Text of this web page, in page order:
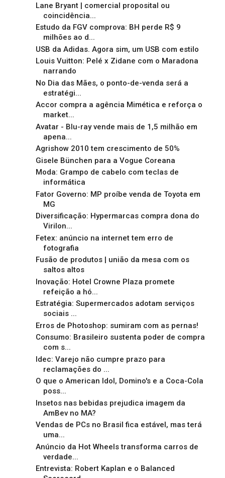
Lane Bryant | comercial proposital ou
coincidência...
Estudo da FGV comprova: BH perde R$ 9
milhões ao d...
USB da Adidas. Agora sim, um USB com estilo
Louis Vuitton: Pelé x Zidane com o Maradona
narrando
No Dia das Mães, o ponto-de-venda será a
estratégi...
Accor compra a agência Mimética e reforça o
market...
Avatar - Blu-ray vende mais de 1,5 milhão em
apena...
Agrishow 2010 tem crescimento de 50%
Gisele Bünchen para a Vogue Coreana
Moda: Grampo de cabelo com teclas de
informática
Fator Governo: MP proíbe venda de Toyota em
MG
Diversificação: Hypermarcas compra dona do
Virilon...
Fetex: anúncio na internet tem erro de
fotografia
Fusão de produtos | união da mesa com os
saltos altos
Inovação: Hotel Crowne Plaza promete
refeição a hó...
Estratégia: Supermercados adotam serviços
sociais ...
Erros de Photoshop: sumiram com as pernas!
Consumo: Brasileiro sustenta poder de compra
com s...
Idec: Varejo não cumpre prazo para
reclamações do ...
O que o American Idol, Domino's e a Coca-Cola
poss...
Insetos nas bebidas prejudica imagem da
AmBev no MA?
Vendas de PCs no Brasil fica estável, mas terá
uma...
Anúncio da Hot Wheels transforma carros de
verdade...
Entrevista: Robert Kaplan e o Balanced